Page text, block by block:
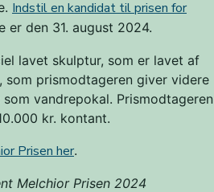
Indstil en kandidat til prisen for
er den 31. august 2024.
lavet skulptur, som er lavet af
som prismodtageren giver videre
vandrepokal. Prismodtageren
kr. kontant.
Prisen her.
Melchior Prisen 2024